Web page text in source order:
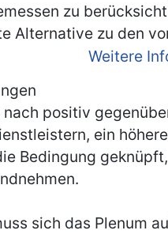
zu
Alternative zu den
positiv
ein
Bedingung
sich das Plenum
Weitere